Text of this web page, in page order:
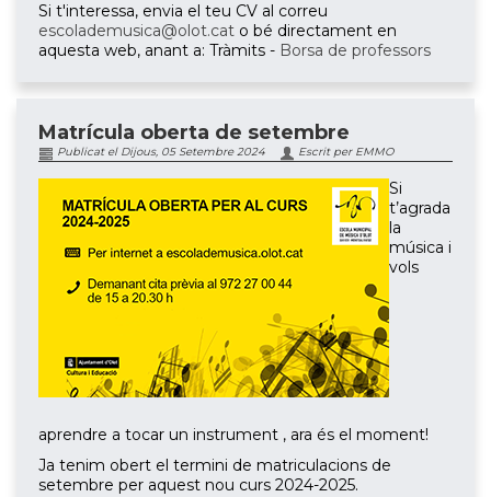
Si t'interessa, envia el teu CV al correu
escolademusica@olot.cat o bé directament en
aquesta web, anant a: Tràmits - Borsa de professors
Matrícula oberta de setembre
Publicat el Dijous, 05 Setembre 2024 Escrit per EMMO
Si
t’agrada
la
música i
vols
aprendre a tocar un instrument , ara és el moment!
Ja tenim obert el termini de matriculacions de
setembre per aquest nou curs 2024-2025.